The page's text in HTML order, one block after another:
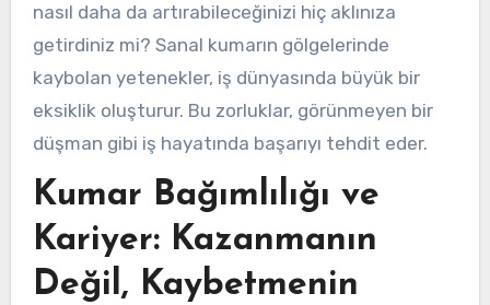
nasıl daha da artırabileceğinizi hiç aklınıza
getirdiniz mi? Sanal kumarın gölgelerinde
kaybolan yetenekler, iş dünyasında büyük bir
eksiklik oluşturur. Bu zorluklar, görünmeyen bir
düşman gibi iş hayatında başarıyı tehdit eder.
Kumar Bağımlılığı ve
Kariyer: Kazanmanın
Değil, Kaybetmenin